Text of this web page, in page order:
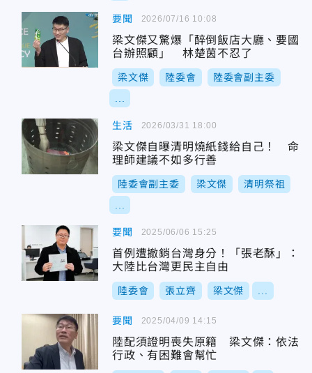
要聞
梁文傑又驚爆「醉倒飯店大廳、要國
台辦照顧」 林楚茵不忍了
梁文傑 陸委會 陸委會副主委
2026/07/16 10:08
生活
梁文傑自曝清明燒紙錢給自己！ 命
理師建議不如多行善
陸委會副主委 梁文傑 清明祭祖
2026/03/31 18:00
要聞
首例遭撤銷台灣身分！「張老酥」：
大陸比台灣更民主自由
陸委會 張立齊 梁文傑
2025/06/06 15:25
要聞
陸配須證明喪失原籍 梁文傑：依法
行政、有困難會幫忙
2025/04/09 14:15